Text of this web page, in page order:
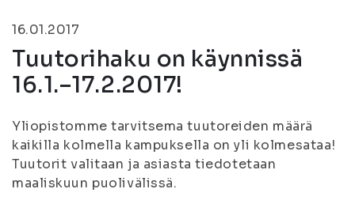
16.01.2017
Tuutorihaku on käynnissä
16.1.–17.2.2017!
Yliopistomme tarvitsema tuutoreiden määrä
kaikilla kolmella kampuksella on yli kolmesataa!
Tuutorit valitaan ja asiasta tiedotetaan
maaliskuun puolivälissä.